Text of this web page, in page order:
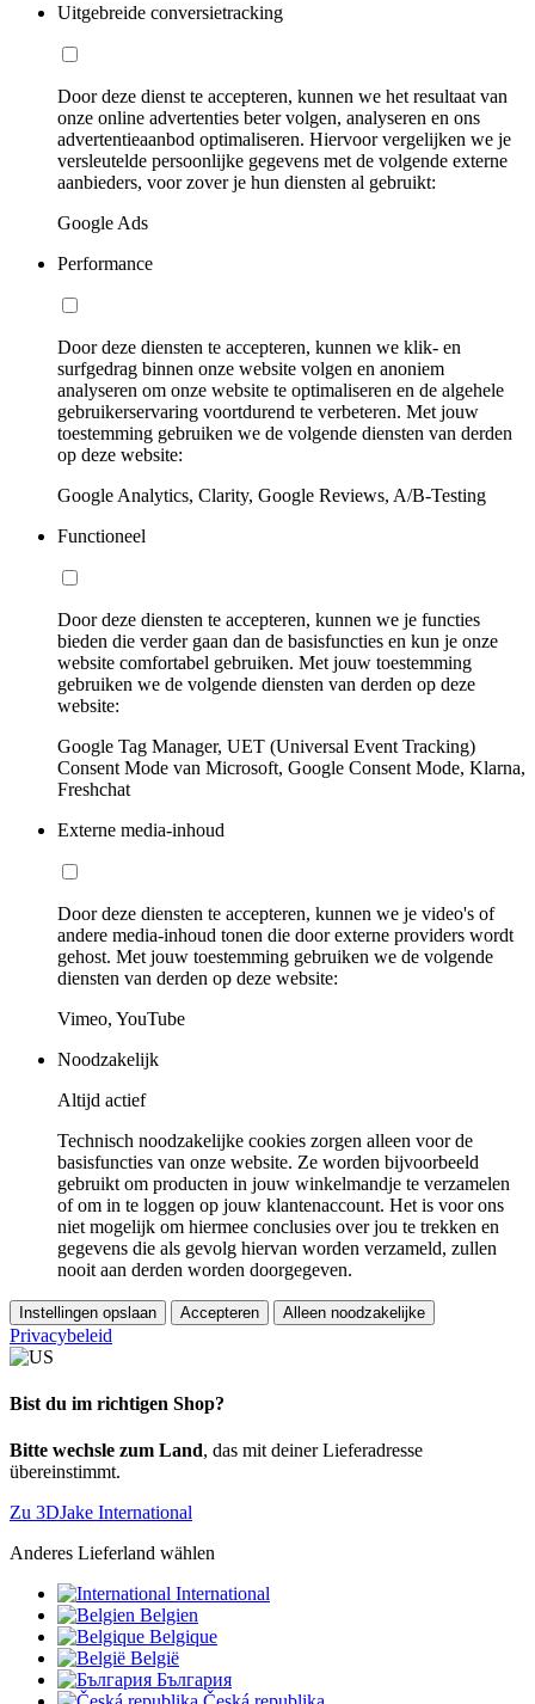
Uitgebreide conversietracking
Door deze dienst te accepteren, kunnen we het resultaat van
onze online advertenties beter volgen, analyseren en ons
advertentieaanbod optimaliseren. Hiervoor vergelijken we je
versleutelde persoonlijke gegevens met de volgende externe
aanbieders, voor zover je hun diensten al gebruikt:
Google Ads
Performance
Door deze diensten te accepteren, kunnen we klik- en
surfgedrag binnen onze website volgen en anoniem
analyseren om onze website te optimaliseren en de algehele
gebruikerservaring voortdurend te verbeteren. Met jouw
toestemming gebruiken we de volgende diensten van derden
op deze website:
Google Analytics, Clarity, Google Reviews, A/B-Testing
Functioneel
Door deze diensten te accepteren, kunnen we je functies
bieden die verder gaan dan de basisfuncties en kun je onze
website comfortabel gebruiken. Met jouw toestemming
gebruiken we de volgende diensten van derden op deze
website:
Google Tag Manager, UET (Universal Event Tracking)
Consent Mode van Microsoft, Google Consent Mode, Klarna,
Freshchat
Externe media-inhoud
Door deze diensten te accepteren, kunnen we je video's of
andere media-inhoud tonen die door externe providers wordt
gehost. Met jouw toestemming gebruiken we de volgende
diensten van derden op deze website:
Vimeo, YouTube
Noodzakelijk
Altijd actief
Technisch noodzakelijke cookies zorgen alleen voor de
basisfuncties van onze website. Ze worden bijvoorbeeld
gebruikt om producten in jouw winkelmandje te verzamelen
of om in te loggen op jouw klantenaccount. Het is voor ons
niet mogelijk om hiermee conclusies over jou te trekken en
gegevens die als gevolg hiervan worden verzameld, zullen
nooit aan derden worden doorgegeven.
Instellingen opslaan Accepteren Alleen noodzakelijke
Privacybeleid
Bist du im richtigen Shop?
Bitte wechsle zum Land, das mit deiner Lieferadresse
übereinstimmt.
Zu 3DJake International
Anderes Lieferland wählen
International
Belgien
Belgique
België
България